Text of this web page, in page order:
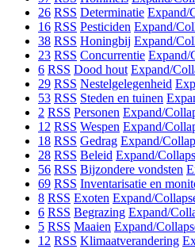
26 RSS Determinatie Expand/
16 RSS Pesticiden Expand/
38 RSS Honingbij Expand/
23 RSS Concurrentie Expand/
6 RSS Dood hout Expand/
29 RSS Nestelgelegenheid
53 RSS Steden en tuinen
2 RSS Personen Expand/
12 RSS Wespen Expand/
18 RSS Gedrag Expand/
28 RSS Beleid Expand/
56 RSS Bijzondere vondsten
69 RSS Inventarisatie en
8 RSS Exoten Expand/
6 RSS Begrazing Expand/
5 RSS Maaien Expand/
12 RSS Klimaatverandering